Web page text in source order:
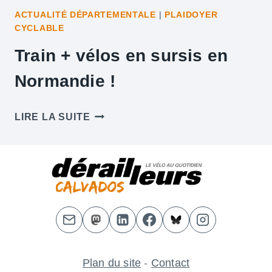
ACTUALITÉ DÉPARTEMENTALE | PLAIDOYER
CYCLABLE
Train + vélos en sursis en
Normandie !
LIRE LA SUITE TRAIN
SURSIS
EN
NORMANDIE
!
Plan du site - Contact